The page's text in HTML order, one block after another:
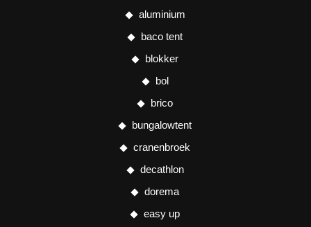
aluminium
baco tent
blokker
bol
brico
bungalowtent
cranenbroek
decathlon
dorema
easy up